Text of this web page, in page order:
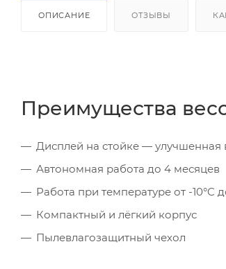
ОПИСАНИЕ ОТЗЫВЫ
Преимущества
Дисплей на стойке — улучшенная
Автономная работа до 4 месяцев
Работа при температуре от -10°C
Компактный и лёгкий корпус
Пылевлагозащитный чехол